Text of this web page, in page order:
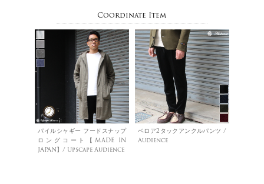
Coordinate Item
パイルシャギー フードスナップ
ロングコート【MADE IN
JAPAN】/ Upscape Audience
ベロア2タックアンクルパンツ /
Audience